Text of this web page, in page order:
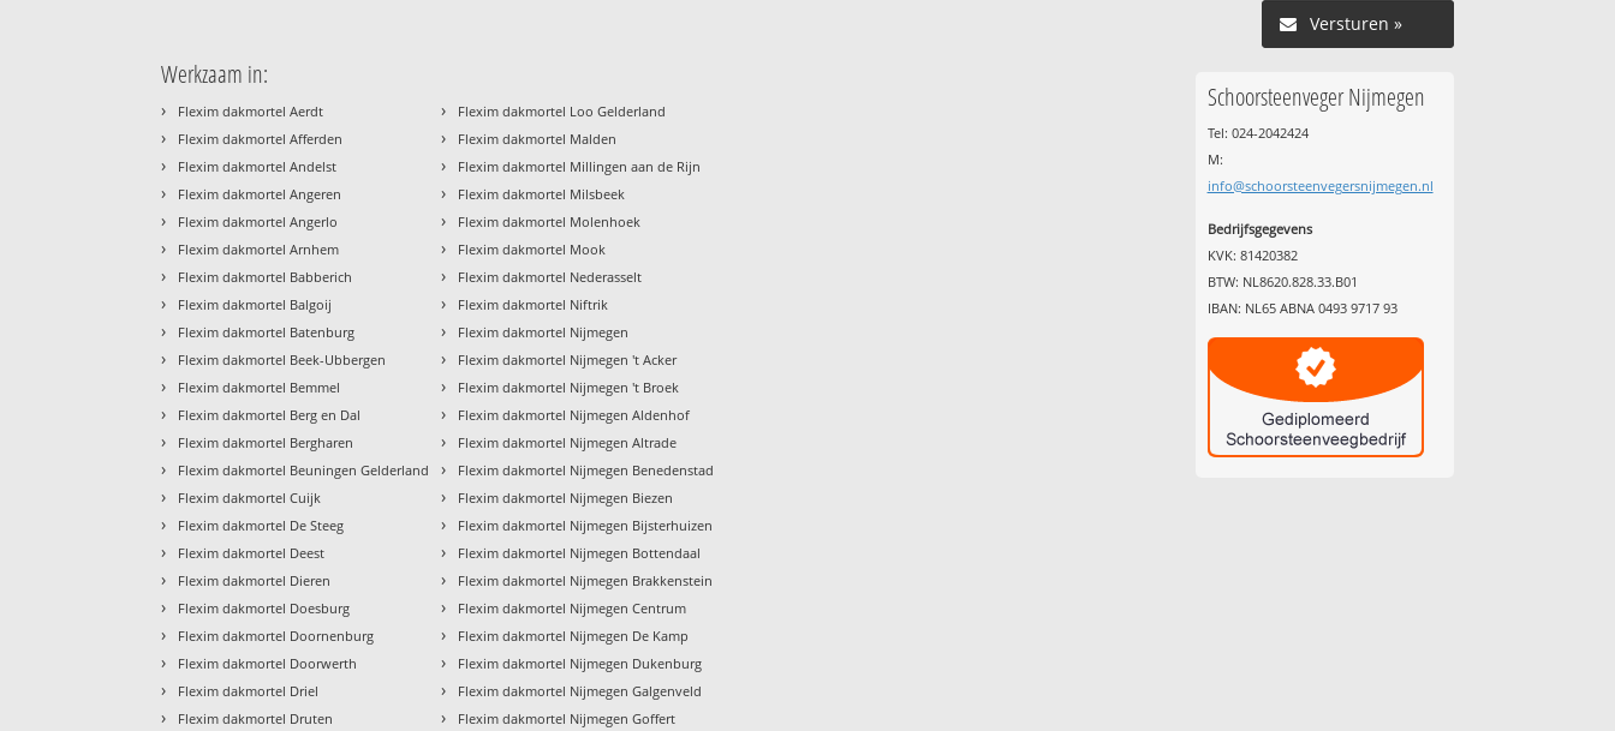
Versturen »
Werkzaam in:
› Flexim dakmortel Aerdt
› Flexim dakmortel Afferden
› Flexim dakmortel Andelst
› Flexim dakmortel Angeren
› Flexim dakmortel Angerlo
› Flexim dakmortel Arnhem
› Flexim dakmortel Babberich
› Flexim dakmortel Balgoij
› Flexim dakmortel Batenburg
› Flexim dakmortel Beek-Ubbergen
› Flexim dakmortel Bemmel
› Flexim dakmortel Berg en Dal
› Flexim dakmortel Bergharen
› Flexim dakmortel Beuningen Gelderland
› Flexim dakmortel Cuijk
› Flexim dakmortel De Steeg
› Flexim dakmortel Deest
› Flexim dakmortel Dieren
› Flexim dakmortel Doesburg
› Flexim dakmortel Doornenburg
› Flexim dakmortel Doorwerth
› Flexim dakmortel Driel
› Flexim dakmortel Druten
› Flexim dakmortel Loo Gelderland
› Flexim dakmortel Malden
› Flexim dakmortel Millingen aan de Rijn
› Flexim dakmortel Milsbeek
› Flexim dakmortel Molenhoek
› Flexim dakmortel Mook
› Flexim dakmortel Nederasselt
› Flexim dakmortel Niftrik
› Flexim dakmortel Nijmegen
› Flexim dakmortel Nijmegen 't Acker
› Flexim dakmortel Nijmegen 't Broek
› Flexim dakmortel Nijmegen Aldenhof
› Flexim dakmortel Nijmegen Altrade
› Flexim dakmortel Nijmegen Benedenstad
› Flexim dakmortel Nijmegen Biezen
› Flexim dakmortel Nijmegen Bijsterhuizen
› Flexim dakmortel Nijmegen Bottendaal
› Flexim dakmortel Nijmegen Brakkenstein
› Flexim dakmortel Nijmegen Centrum
› Flexim dakmortel Nijmegen De Kamp
› Flexim dakmortel Nijmegen Dukenburg
› Flexim dakmortel Nijmegen Galgenveld
› Flexim dakmortel Nijmegen Goffert
Schoorsteenveger Nijmegen
Tel: 024-2042424
M:
info@schoorsteenvegersnijmegen.nl
Bedrijfsgegevens
KVK: 81420382
BTW: NL8620.828.33.B01
IBAN: NL65 ABNA 0493 9717 93